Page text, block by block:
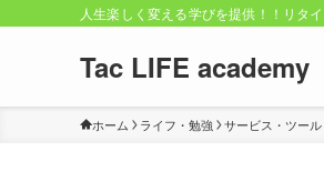
人生楽しく変える学びを提供！！リタ
Tac LIFE academy
ホーム ライフ・勉強 サービス・ツール